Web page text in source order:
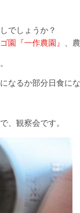
でしょうか？
園『一作農園』
、
なるか部分日食に
、観察会です。